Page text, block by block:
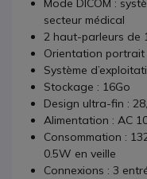
Mode DICOM :
secteur médical
2 haut-parleurs de
Orientation
Système
Stockage : 16Go
Design ultra-fin :
Alimentation : AC
Consommation :
0.5W en veille
Connexions : 3